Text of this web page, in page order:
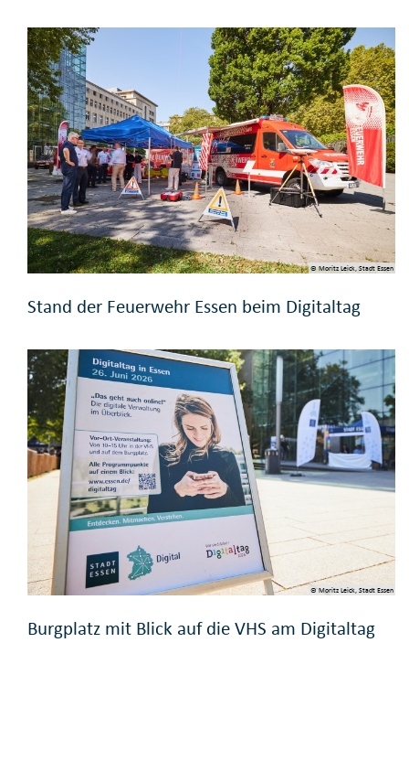
© Moritz Leick, Stadt Essen
Stand der Feuerwehr Essen beim Digitaltag
© Moritz Leick, Stadt Essen
Burgplatz mit Blick auf die VHS am Digitaltag